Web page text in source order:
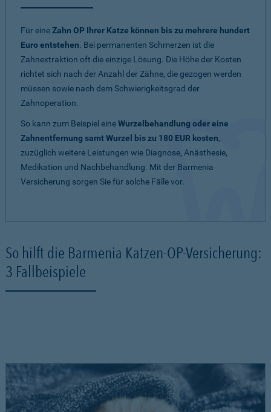
Für eineZahn OP Ihrer Katze können bis zu mehrere hundert
Euro entstehen. Bei permanenten Schmerzen ist die
Zahnextraktion oft die einzige Lösung. Die Höhe der Kosten
richtet sich nach der Anzahl der Zähne, die gezogen werden
müssen sowie nach dem Schwierigkeitsgrad der
Zahnoperation.
So kann zum Beispiel eineWurzelbehandlung oder eine
Zahnentfernung samt Wurzel bis zu 180 EUR kosten,
zuzüglich weitere Leistungen wie Diagnose, Anästhesie,
Medikation und Nachbehandlung. Mit der Barmenia
Versicherung sorgen Sie für solche Fälle vor.
So hilft die Barmenia Katzen-OP-Versicherung:
3 Fallbeispiele